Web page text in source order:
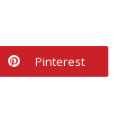
Pinterest